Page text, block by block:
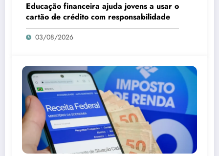
Educação financeira ajuda jovens a usar o
cartão de crédito com responsabilidade
03/08/2026